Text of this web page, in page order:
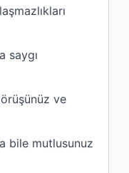
saygı
ve
bile mutlusunuz